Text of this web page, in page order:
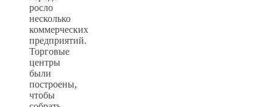
росло
несколько
коммерческих
предприятий.
Торговые
центры
были
построены,
чтобы